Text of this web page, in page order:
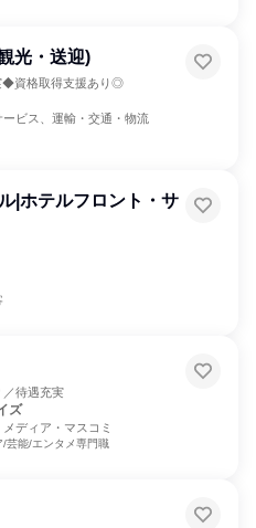
光・送迎)
◆資格取得支援あり◎
ビス、運輸・交通・物流
|ホテルフロント・サ
／待遇充実
ズ
ディア・マスコミ
芸能/エンタメ専門職